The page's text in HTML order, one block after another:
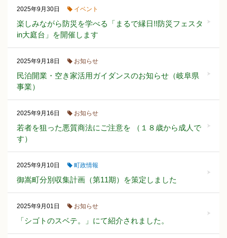
2025年9月30日 イベント
楽しみながら防災を学べる「まるで縁日!!防災フェスタ
in大庭台」を開催します
2025年9月18日 お知らせ
民泊開業・空き家活用ガイダンスのお知らせ（岐阜県
事業）
2025年9月16日 お知らせ
若者を狙った悪質商法にご注意を （１８歳から成人で
す）
2025年9月10日 町政情報
御嵩町分別収集計画（第11期）を策定しました
2025年9月01日 お知らせ
「シゴトのスベテ。」にて紹介されました。